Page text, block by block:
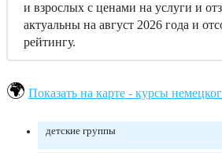
и взрослых с ценами на услуги и
актуальны на август 2026 года и
рейтингу.
Показать на карте - курсы
детские группы